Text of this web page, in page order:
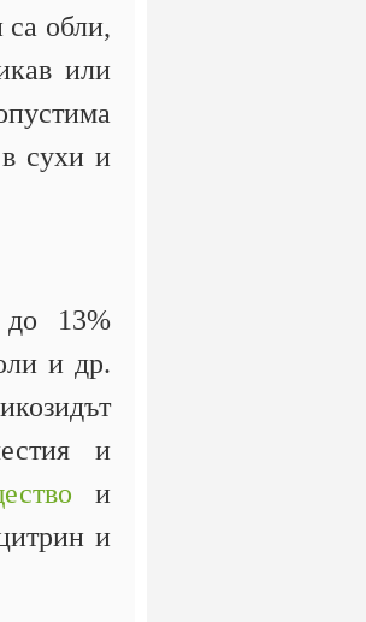
обли,
или
сухи и
13%
и др.
и
и
и